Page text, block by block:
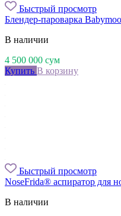
Быстрый просмотр
Блендер-пароварка
В наличии
4 500 000 сум
Купить В корзину
Быстрый просмотр
NoseFrida® аспиратор для
В наличии